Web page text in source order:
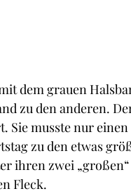
dem grauen
zu den anderen.
Sie musste nur
zu den etwas
ihren zwei
Fleck.